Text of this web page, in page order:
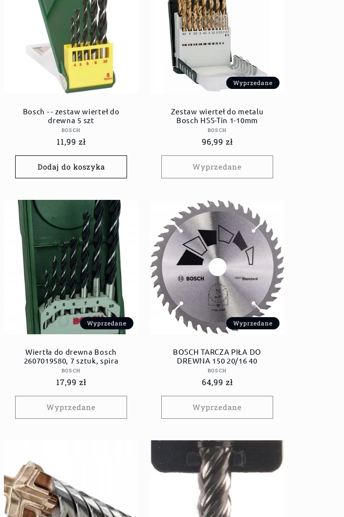
Bosch - - zestaw wierteł do
drewna 5 szt
Dostawca:
BOSCH
Cena
11,99 zł
Dodaj do koszyka
Wyprzedane
Zestaw wierteł do metalu
Bosch HSS-Tin 1-10mm
Dostawca:
BOSCH
Cena
96,99 zł
Wyprzedane
Wyprzedane
Wiertła do drewna Bosch
2607019580, 7 sztuk, spira
Dostawca:
BOSCH
Cena
17,99 zł
Wyprzedane
Wyprzedane
BOSCH TARCZA PIŁA DO
DREWNA 150 20/16 40
Dostawca:
BOSCH
Cena
64,99 zł
Wyprzedane